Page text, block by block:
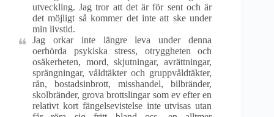
utveckling. Jag tror att det är för sent och är
det möjligt så kommer det inte att ske under
min livstid.
Jag orkar inte längre leva under denna
oerhörda psykiska stress, otryggheten och
osäkerheten, mord, skjutningar, avrättningar,
sprängningar, våldtäkter och gruppvåldtäkter,
rån, bostadsinbrott, misshandel, bilbränder,
skolbränder, grova brottslingar som ev efter en
relativt kort fängelsevistelse inte utvisas utan